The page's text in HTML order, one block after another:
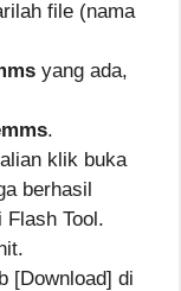
file (nama
yang ada,
.
klik buka
berhasil
Tool.
[Download] di